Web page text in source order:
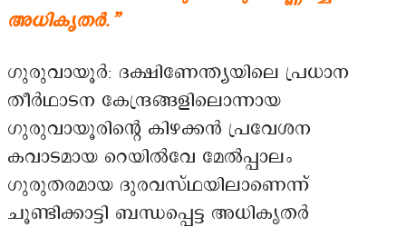
അധികൃതർ.”
ഗുരുവായൂർ: ദക്ഷിണേന്ത്യയിലെ പ്രധാന
തീർഥാടന കേന്ദ്രങ്ങളിലൊന്നായ
ഗുരുവായൂരിന്റെ കിഴക്കൻ പ്രവേശന
കവാടമായ റെയിൽവേ മേൽപ്പാലം
ഗുരുതരമായ ദുരവസ്ഥയിലാണെന്ന്
ചൂണ്ടിക്കാട്ടി ബന്ധപ്പെട്ട അധികൃതർ